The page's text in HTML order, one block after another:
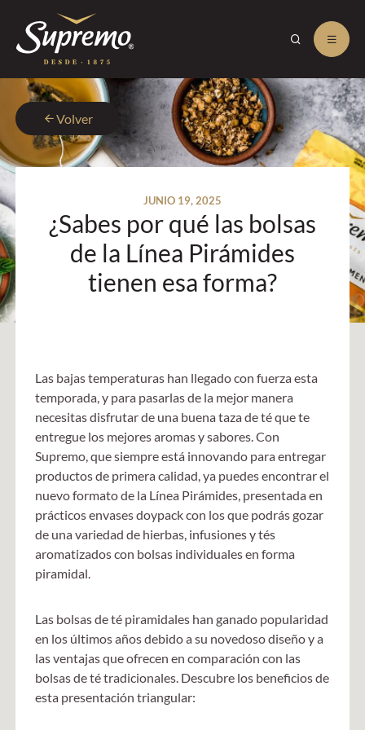
Volver
JUNIO 19, 2025
¿Sabes por qué las bolsas
de la Línea Pirámides
tienen esa forma?
Las bajas temperaturas han llegado con fuerza esta
temporada, y para pasarlas de la mejor manera
necesitas disfrutar de una buena taza de té que te
entregue los mejores aromas y sabores. Con
Supremo, que siempre está innovando para entregar
productos de primera calidad, ya puedes encontrar el
nuevo formato de la Línea Pirámides, presentada en
prácticos envases doypack con los que podrás gozar
de una variedad de hierbas, infusiones y tés
aromatizados con bolsas individuales en forma
piramidal.
Las bolsas de té piramidales han ganado popularidad
en los últimos años debido a su novedoso diseño y a
las ventajas que ofrecen en comparación con las
bolsas de té tradicionales. Descubre los beneficios de
esta presentación triangular: